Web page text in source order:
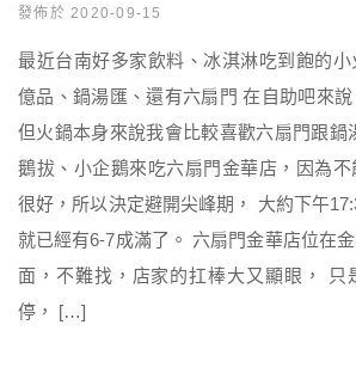
發佈於 2020-09-15
最近台南好多家飲料、冰淇淋吃到飽的
億品、鍋湯匯、還有六扇門 在自助吧來說
但火鍋本身來說我會比較喜歡六扇門跟鍋
鵝拔、小企鵝來吃六扇門金華店，因為
很好，所以決定避開尖峰期， 大約下午
就已經有6-7成滿了。 六扇門金華店位在
面，不難找，店家的扛棒大又顯眼， 只
停， […]